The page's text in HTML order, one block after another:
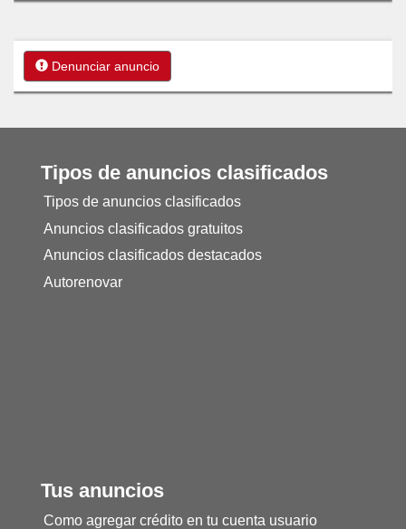
Denunciar anuncio
Tipos de anuncios clasificados
Tipos de anuncios clasificados
Anuncios clasificados gratuitos
Anuncios clasificados destacados
Autorenovar
Tus anuncios
Como agregar crédito en tu cuenta usuario